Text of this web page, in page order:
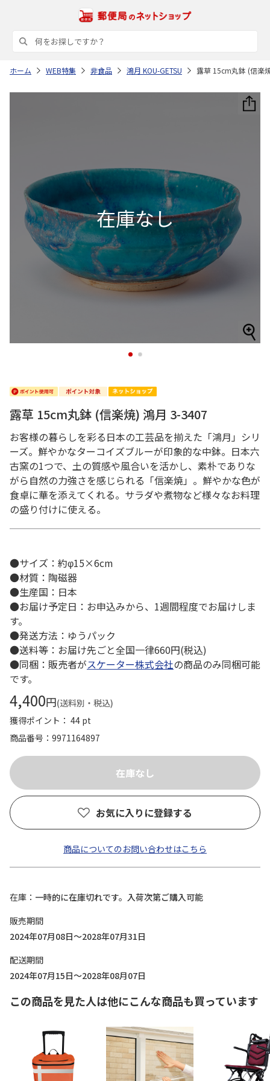
ホーム WEB特集 非食品 鴻月 KOU-GETSU 露草 15cm丸鉢 (信楽
1 2
露草 15cm丸鉢 (信楽焼) 鴻月 3-3407
お客様の暮らしを彩る日本の工芸品を揃えた「鴻月」シリ
ーズ。鮮やかなターコイズブルーが印象的な中鉢。日本六
古窯の1つで、土の質感や風合いを活かし、素朴でありな
がら自然の力強さを感じられる「信楽焼」。鮮やかな色が
食卓に華を添えてくれる。サラダや煮物など様々なお料理
の盛り付けに使える。
●サイズ：約φ15×6cm
●材質：陶磁器
●生産国：日本
●お届け予定日：お申込みから、1週間程度でお届けしま
す。
●発送方法：ゆうパック
●送料等：お届け先ごと全国一律660円(税込)
●同梱：販売者がスケーター株式会社の商品のみ同梱可能
です。
4,400円(送料別・税込)
獲得ポイント： 44 pt
商品番号
9971164897
お気に入りに登録する
商品についてのお問い合わせはこちら
在庫
一時的に在庫切れです。入荷次第ご購入可能
販売期間
2024年07月08日～2028年07月31日
配送期間
2024年07月15日～2028年08月07日
この商品を見た人は他にこんな商品も買っています